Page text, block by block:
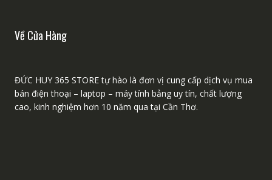
Về Cửa Hàng
ĐỨC HUY 365 STORE tự hào là đơn vị cung cấp dịch vụ mua
bán điện thoại – laptop – máy tính bảng uy tín, chất lượng
cao, kinh nghiệm hơn 10 năm qua tại Cần Thơ.